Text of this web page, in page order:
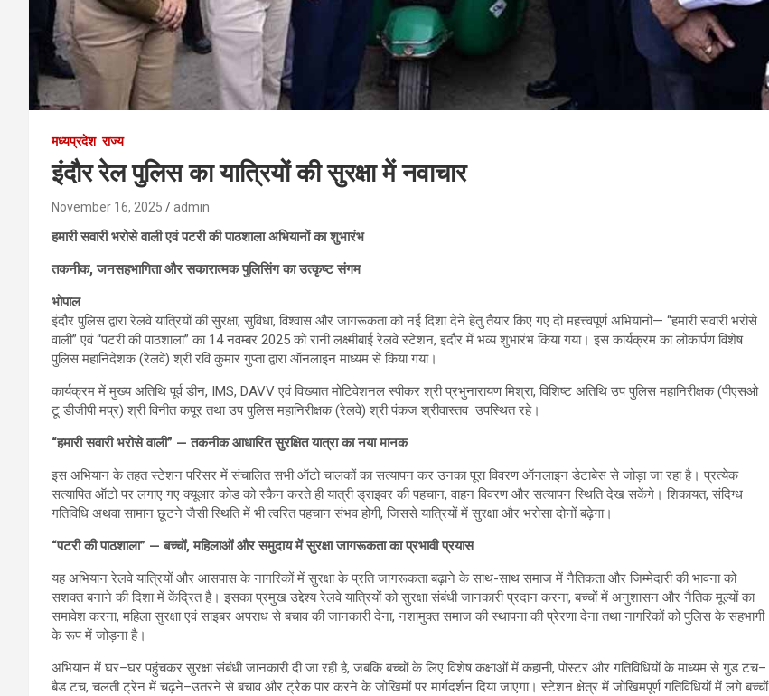
मध्यप्रदेश राज्य
इंदौर रेल पुलिस का यात्रियों की सुरक्षा में नवाचार
November 16, 2025 admin
हमारी सवारी भरोसे वाली एवं पटरी की पाठशाला अभियानों का शुभारंभ
तकनीक, जनसहभागिता और सकारात्मक पुलिसिंग का उत्कृष्ट संगम
भोपाल
इंदौर पुलिस द्वारा रेलवे यात्रियों की सुरक्षा, सुविधा, विश्वास और जागरूकता को नई दिशा देने हेतु तैयार किए गए दो महत्त्वपूर्ण अभियानों— “हमारी सवारी भरोसे
वाली” एवं “पटरी की पाठशाला” का 14 नवम्बर 2025 को रानी लक्ष्मीबाई रेलवे स्टेशन, इंदौर में भव्य शुभारंभ किया गया। इस कार्यक्रम का लोकार्पण विशेष
पुलिस महानिदेशक (रेलवे) श्री रवि कुमार गुप्ता द्वारा ऑनलाइन माध्यम से किया गया।
कार्यक्रम में मुख्य अतिथि पूर्व डीन, IMS, DAVV एवं विख्यात मोटिवेशनल स्पीकर श्री प्रभुनारायण मिश्रा, विशिष्ट अतिथि उप पुलिस महानिरीक्षक (पीएसओ
टू डीजीपी मप्र) श्री विनीत कपूर तथा उप पुलिस महानिरीक्षक (रेलवे) श्री पंकज श्रीवास्तव उपस्थित रहे।
“हमारी सवारी भरोसे वाली” — तकनीक आधारित सुरक्षित यात्रा का नया मानक
इस अभियान के तहत स्टेशन परिसर में संचालित सभी ऑटो चालकों का सत्यापन कर उनका पूरा विवरण ऑनलाइन डेटाबेस से जोड़ा जा रहा है। प्रत्येक
सत्यापित ऑटो पर लगाए गए क्यूआर कोड को स्कैन करते ही यात्री ड्राइवर की पहचान, वाहन विवरण और सत्यापन स्थिति देख सकेंगे। शिकायत, संदिग्ध
गतिविधि अथवा सामान छूटने जैसी स्थिति में भी त्वरित पहचान संभव होगी, जिससे यात्रियों में सुरक्षा और भरोसा दोनों बढ़ेगा।
“पटरी की पाठशाला” — बच्चों, महिलाओं और समुदाय में सुरक्षा जागरूकता का प्रभावी प्रयास
यह अभियान रेलवे यात्रियों और आसपास के नागरिकों में सुरक्षा के प्रति जागरूकता बढ़ाने के साथ-साथ समाज में नैतिकता और जिम्मेदारी की भावना को
सशक्त बनाने की दिशा में केंद्रित है। इसका प्रमुख उद्देश्य रेलवे यात्रियों को सुरक्षा संबंधी जानकारी प्रदान करना, बच्चों में अनुशासन और नैतिक मूल्यों का
समावेश करना, महिला सुरक्षा एवं साइबर अपराध से बचाव की जानकारी देना, नशामुक्त समाज की स्थापना की प्रेरणा देना तथा नागरिकों को पुलिस के सहभागी
के रूप में जोड़ना है।
अभियान में घर–घर पहुंचकर सुरक्षा संबंधी जानकारी दी जा रही है, जबकि बच्चों के लिए विशेष कक्षाओं में कहानी, पोस्टर और गतिविधियों के माध्यम से गुड टच–
बैड टच, चलती ट्रेन में चढ़ने–उतरने से बचाव और ट्रैक पार करने के जोखिमों पर मार्गदर्शन दिया जाएगा। स्टेशन क्षेत्र में जोखिमपूर्ण गतिविधियों में लगे बच्चों